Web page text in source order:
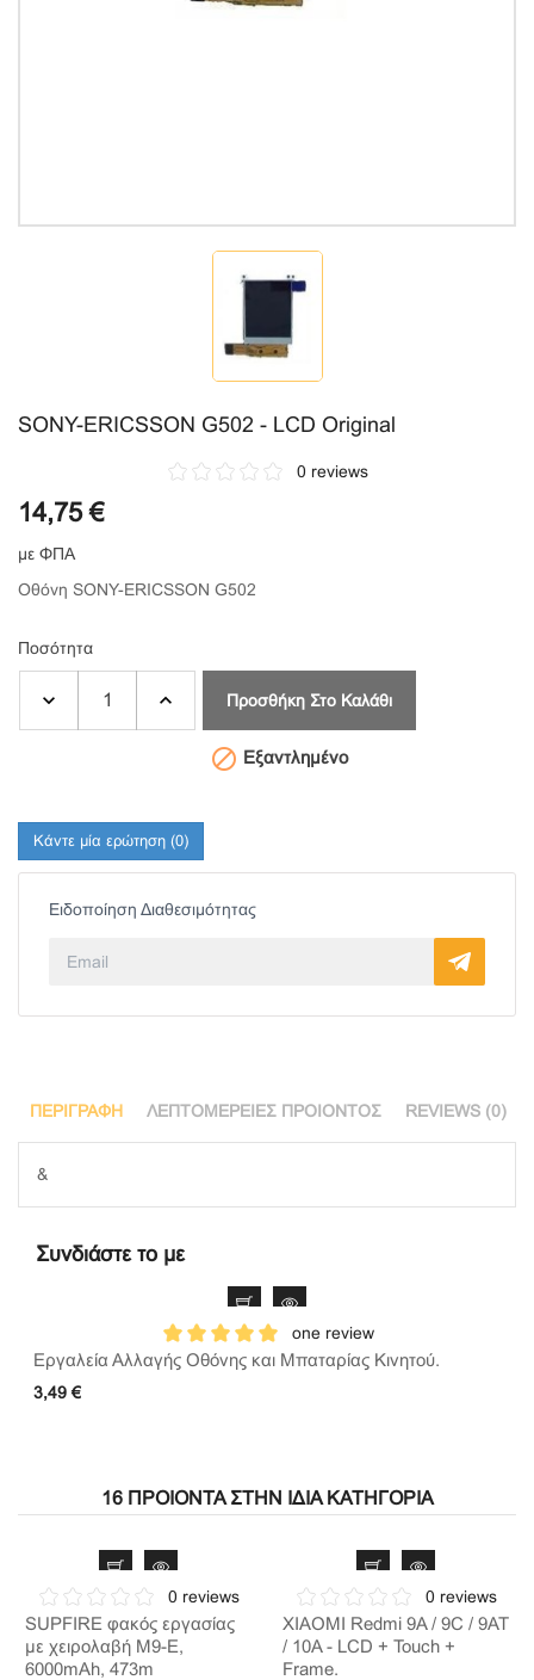
SONY-ERICSSON G502 - LCD Original
0 reviews
14,75 €
με ΦΠΑ
Οθόνη SONY-ERICSSON G502
Ποσότητα
Προσθήκη Στο Καλάθι
 Εξαντλημένο
Κάντε μία ερώτηση (0)
Ειδοποίηση Διαθεσιμότητας
ΠΕΡΙΓΡΑΦΉ ΛΕΠΤΟΜΈΡΕΙΕΣ ΠΡΟΙΌΝΤΟΣ REVIEWS (0)
&
Συνδιάστε το με
one review
Εργαλεία Αλλαγής Οθόνης και Μπαταρίας Κινητού.
3,49 €
16 ΠΡΟΙΌΝΤΑ ΣΤΗΝ ΊΔΙΑ ΚΑΤΗΓΟΡΊΑ
0 reviews
SUPFIRE φακός εργασίας
με χειρολαβή M9-E,
6000mAh, 473m
0 reviews
XIAOMI Redmi 9A / 9C / 9AT
/ 10A - LCD + Touch +
Frame.